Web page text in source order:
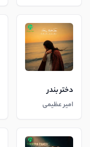
دختر بندر
امیر عظیمی